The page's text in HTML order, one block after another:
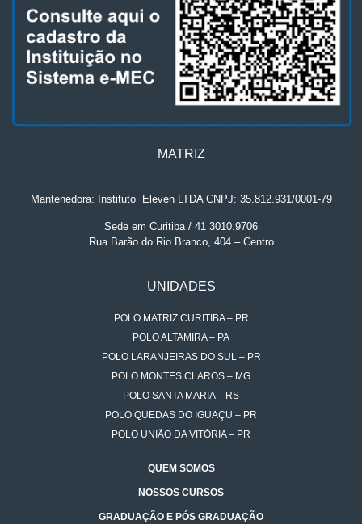
MATRIZ
Mantenedora: Instituto. Eleven LTDA CNPJ: 35.812.931/0001-79
Sede em Curitiba / 41 3010.9706
Rua Barão do Rio Branco, 404 – Centro
UNIDADES
POLO MATRIZ CURITIBA – PR
POLO ALTAMIRA – PA
POLO LARANJEIRAS DO SUL – PR
POLO MONTES CLAROS – MG
POLO SANTA MARIA – RS
POLO QUEDAS DO IGUAÇU – PR
POLO UNIÃO DA VITÓRIA – PR
QUEM SOMOS
NOSSOS CURSOS
GRADUAÇÃO E PÓS GRADUAÇÃO